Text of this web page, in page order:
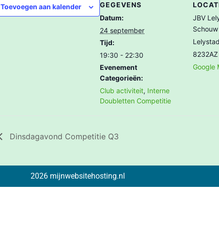
Toevoegen aan kalender
GEGEVENS
Datum:
24 september
Tijd:
19:30 - 22:30
Evenement
Categorieën:
Club activiteit, Interne
Doubletten Competitie
JBV
Lelystad
8232AZ
Google
Dinsdagavond Competitie Q3
2026 mijnwebsitehosting.nl